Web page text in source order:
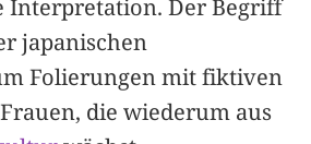
Interpretation. Der Begriff
japanischen
Folierungen mit fiktiven
die wiederum aus